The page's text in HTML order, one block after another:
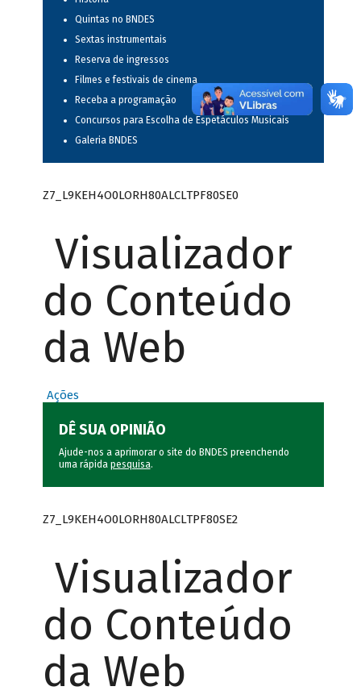
Quintas no BNDES
Sextas instrumentais
Reserva de ingressos
Filmes e festivais de cinema
Receba a programação
Concursos para Escolha de Espetáculos Musicais
Galeria BNDES
Z7_L9KEH4O0LORH80ALCLTPF80SE0
Visualizador
do Conteúdo
da Web
Ações
DÊ SUA OPINIÃO
Ajude-nos a aprimorar o site do BNDES preenchendo
uma rápida pesquisa.
Z7_L9KEH4O0LORH80ALCLTPF80SE2
Visualizador
do Conteúdo
da Web